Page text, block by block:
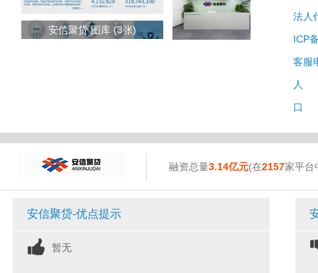
安信聚贷 图库 (3张)
法人
ICP
客服
人
口
融资总量3.14亿元(在2157家平台
安信聚贷-优点提示
暂无